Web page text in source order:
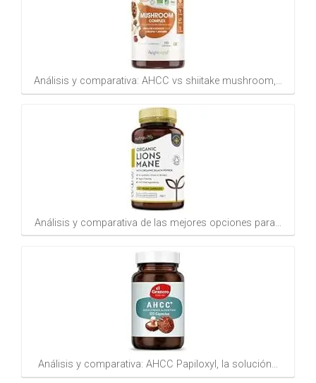
Análisis y comparativa: AHCC vs shiitake mushroom,…
Análisis y comparativa de las mejores opciones para…
Análisis y comparativa: AHCC Papiloxyl, la solución…